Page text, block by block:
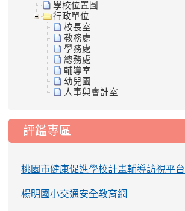
學校位置圖
行政單位
校長室
教務處
學務處
總務處
輔導室
幼兒園
人事與會計室
評鑑專區
桃園市健康促進學校計畫輔導訪視平台
楊明國小交通安全教育網